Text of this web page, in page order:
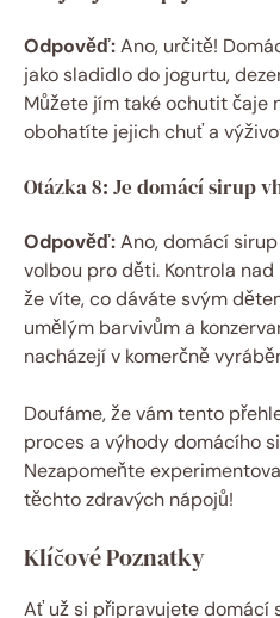
Odpověď:Ano, určitě!
jako sladidlo do jogurtu,
Můžete jím také ochutit čaje
obohatíte jejich chuť a
Otázka 8: Je domácí sirup
Odpověď:Ano, domácí
volbou pro děti. Kontrola
že víte, co dáváte svým
umělým barvivům a
nacházejí v komerčně
Doufáme, že vám tento
proces a výhody domácího
Nezapomeňte
těchto zdravých nápojů!
Klíčové Poznatky
Ať už si připravujete domácí